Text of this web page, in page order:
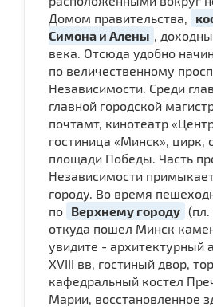
Домом правительства,
Симона и Алены
,
века. Отсюда удобно
по величественному
Независимости. Среди
главной городской
почтамт, кинотеатр
гостиница «Минск», цирк,
площади Победы. Часть
Независимости
городу. Во время
по Верхнему городу (пл.
откуда пошел Минск
увидите - архитектурный
XVIII вв, гостиный двор,
кафедральный костел
Марии, восстановленное